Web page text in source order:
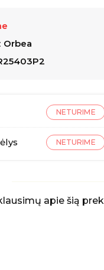
Orbea
NETURIME
NETURIME
apie šią